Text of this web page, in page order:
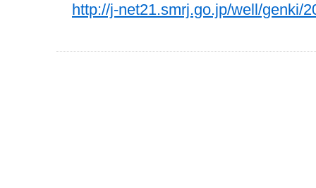
http://j-net21.smrj.go.jp/well/genki/